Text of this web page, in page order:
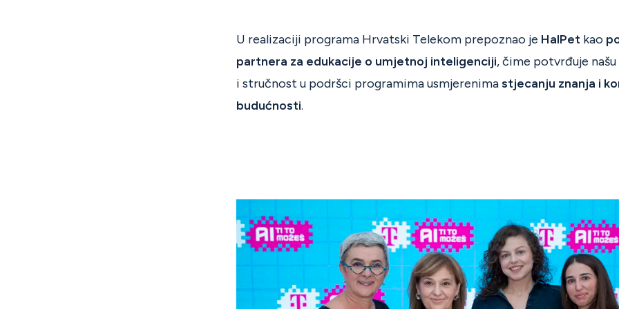
U realizaciji programa Hrvatski Telekom prepoznao je HalPet kao
partnera za edukacije o umjetnoj inteligenciji, čime potvrđuje
i stručnost u podršci programima usmjerenimastjecanju znanja i
budućnosti.